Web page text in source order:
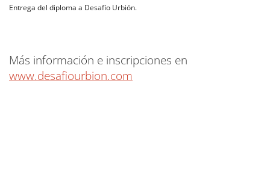
Entrega del diploma a Desafío Urbión.
Más información e inscripciones en
www.desafiourbion.com